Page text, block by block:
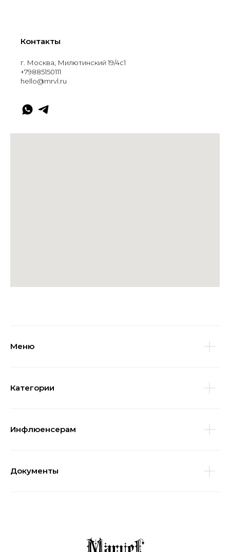
Контакты
г. Москва, Милютинский 19/4с1
+79885150111
hello@mrvl.ru
Меню
Категории
Инфлюенсерам
Документы